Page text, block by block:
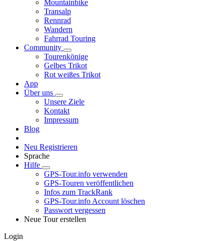
Mountainbike
Transalp
Rennrad
Wandern
Fahrrad Touring
Community
Tourenkönige
Gelbes Trikot
Rot weißes Trikot
App
Über uns
Unsere Ziele
Kontakt
Impressum
Blog
Neu Registrieren
Sprache
Hilfe
GPS-Tour.info verwenden
GPS-Touren veröffentlichen
Infos zum TrackRank
GPS-Tour.info Account löschen
Passwort vergessen
Neue Tour erstellen
Login